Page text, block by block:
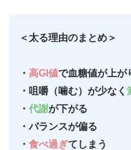
＜太る理由のまとめ＞
・ 高GI値で血糖値が上が
・咀嚼（噛む）が少なく
・ 代謝が下がる
・バランスが偏る
・ 食べ過ぎてしまう